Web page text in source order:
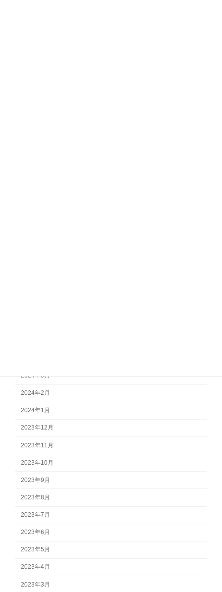
2024年3月
2024年2月
2024年1月
2023年12月
2023年11月
2023年10月
2023年9月
2023年8月
2023年7月
2023年6月
2023年5月
2023年4月
2023年3月